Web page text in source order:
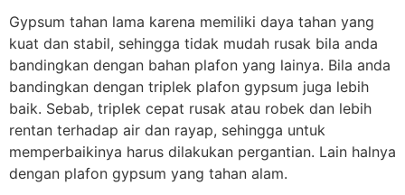
Gypsum tahan lama karena memiliki daya tahan yang
kuat dan stabil, sehingga tidak mudah rusak bila anda
bandingkan dengan bahan plafon yang lainya. Bila anda
bandingkan dengan triplek plafon gypsum juga lebih
baik. Sebab, triplek cepat rusak atau robek dan lebih
rentan terhadap air dan rayap, sehingga untuk
memperbaikinya harus dilakukan pergantian. Lain halnya
dengan plafon gypsum yang tahan alam.